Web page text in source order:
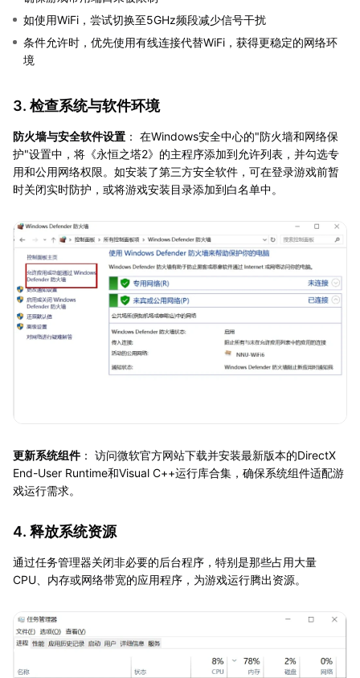
如使用WiFi，尝试切换至5GHz频段减少信号干扰
条件允许时，优先使用有线连接代替WiFi，获得更稳定的网络环
境
3. 检查系统与软件环境
防火墙与安全软件设置 ： 在Windows安全中心的"防火墙和网络保
护"设置中，将《永恒之塔2》的主程序添加到允许列表，并勾选专
用和公用网络权限。如安装了第三方安全软件，可在登录游戏前暂
时关闭实时防护，或将游戏安装目录添加到白名单中。
更新系统组件： 访问微软官方网站下载并安装最新版本的DirectX
End-User Runtime和Visual C++运行库合集，确保系统组件适配游
戏运行需求。
4. 释放系统资源
通过任务管理器关闭非必要的后台程序，特别是那些占用大量
CPU、内存或网络带宽的应用程序，为游戏运行腾出资源。